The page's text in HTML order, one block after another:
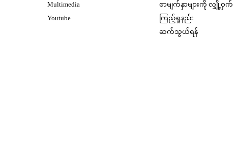
Multimedia
Youtube
စာမျက်နှာများကို လျှို့ဝှက်
ကြည့်ရှုနည်း
ဆက်သွယ်ရန်